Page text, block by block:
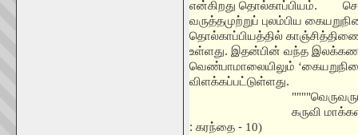
என்கிறது தொல்காப்பியம்.
வருத்தமுற்றுப் புலம்பிய
தொல்காப்பியத்தில்
உள்ளது. இதன்பின் வந்த
வெண்பாமாலையிலும் ‘
விளக்கப்பட்டுள்ளது.
""""
கருவி
: கரந்தை - 10)